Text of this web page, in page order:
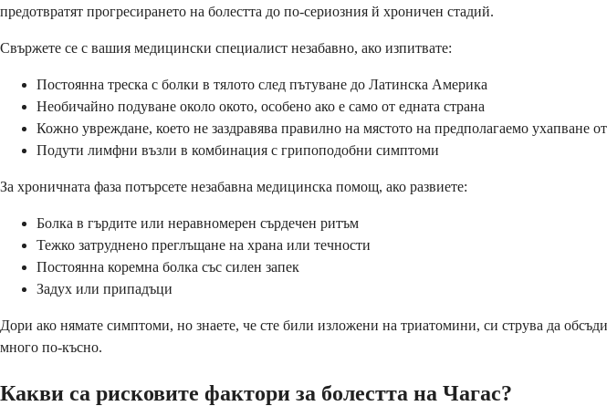
предотвратят прогресирането на болестта до по-сериозния й хроничен стадий.
Свържете се с вашия медицински специалист незабавно, ако изпитвате:
Постоянна треска с болки в тялото след пътуване до Латинска Америка
Необичайно подуване около окото, особено ако е само от едната страна
Кожно увреждане, което не заздравява правилно на мястото на предполагаемо ухапване
Подути лимфни възли в комбинация с грипоподобни симптоми
За хроничната фаза потърсете незабавна медицинска помощ, ако развиете:
Болка в гърдите или неравномерен сърдечен ритъм
Тежко затруднено преглъщане на храна или течности
Постоянна коремна болка със силен запек
Задух или припадъци
Дори ако нямате симптоми, но знаете, че сте били изложени на триатомини, си струва да
много по-късно.
Какви са рисковите фактори за болестта на Чагас?